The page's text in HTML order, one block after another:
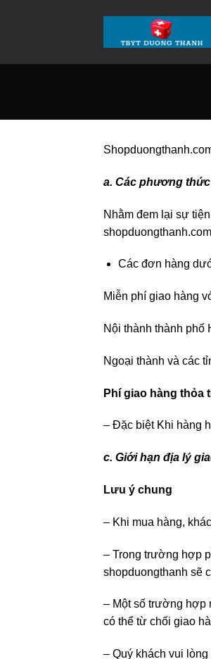
a. Các phương
Nhằm đem lại sự
Các đơn hàng
Miễn phí giao hàng
Nội thành thành phố
Ngoại thành và các
Phí giao hàng thỏa
– Đặc biệt Khi hàng
c. Giới hạn địa lý
Lưu ý chung
– Khi mua hàng,
– Trong trường hợp
shopduongthanh sẽ
– Một số trường hợp
có thể từ chối giao
– Quý khách vui